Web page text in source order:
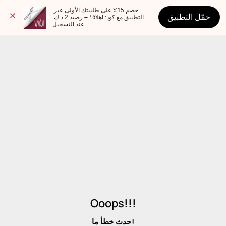
عند التسجيل
حمّل التطبيق
Ooops!!!
حدث خطأ ما!